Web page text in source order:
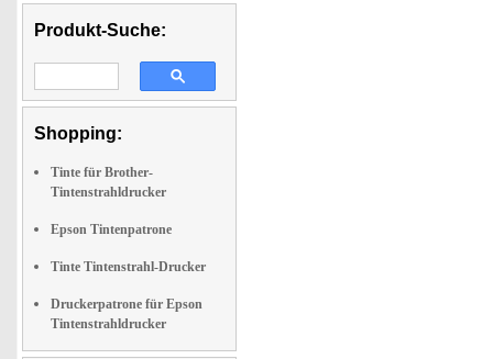
Produkt-Suche:
Shopping:
Tinte für Brother-
Tintenstrahldrucker
Epson Tintenpatrone
Tinte Tintenstrahl-Drucker
Druckerpatrone für Epson
Tintenstrahldrucker